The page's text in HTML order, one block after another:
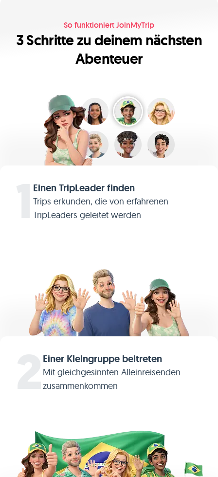
So funktioniert JoinMyTrip
3 Schritte zu deinem nächsten
Abenteuer
Einen TripLeader finden
Trips erkunden, die von erfahrenen
TripLeaders geleitet werden
Einer Kleingruppe beitreten
Mit gleichgesinnten Alleinreisenden
zusammenkommen